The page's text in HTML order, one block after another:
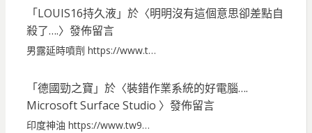
「LOUIS16持久液」於〈明明沒有這個意思卻差點自
殺了….〉發佈留言
男露延時噴劑 https://www.t…
「德國勁之寶 」於〈裝錯作業系統的好電腦….
Microsoft Surface Studio 〉發佈留言
印度神油 https://www.tw9…